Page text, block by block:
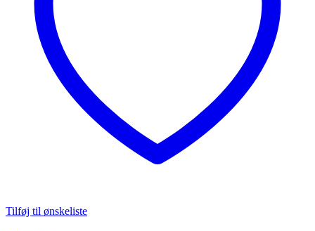
Tilføj til ønskeliste